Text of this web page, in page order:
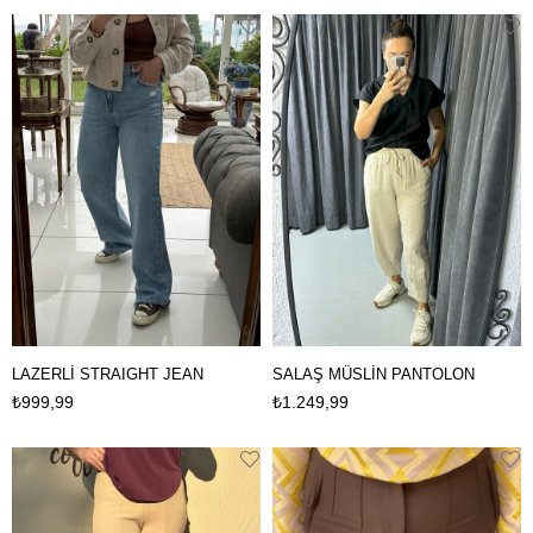
LAZERLİ STRAIGHT JEAN
₺999,99
SALAŞ MÜSLİN PANTOLON
₺1.249,99